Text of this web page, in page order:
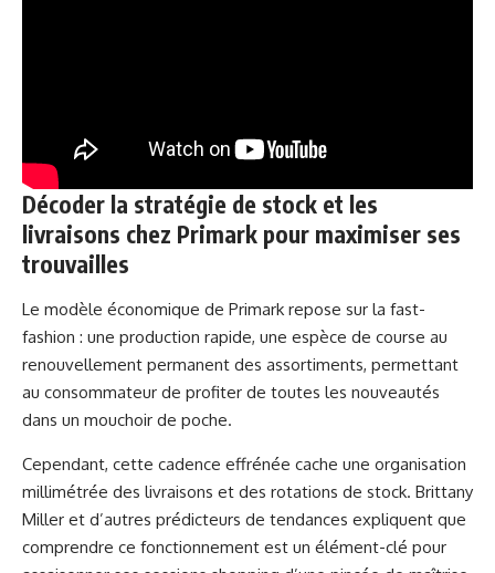
Décoder la stratégie de stock et les
livraisons chez Primark pour maximiser ses
trouvailles
Le modèle économique de Primark repose sur la fast-
fashion : une production rapide, une espèce de course au
renouvellement permanent des assortiments, permettant
au consommateur de profiter de toutes les nouveautés
dans un mouchoir de poche.
Cependant, cette cadence effrénée cache une organisation
millimétrée des livraisons et des rotations de stock. Brittany
Miller et d’autres prédicteurs de tendances expliquent que
comprendre ce fonctionnement est un élément-clé pour